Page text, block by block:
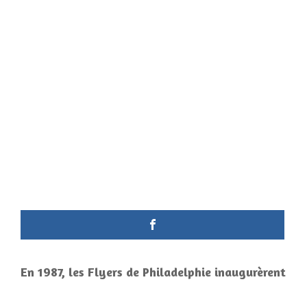
En 1987, les Flyers de Philadelphie inaugurèrent